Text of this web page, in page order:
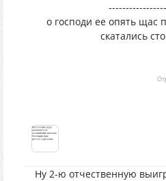
о господи ее опять щас
скатались
Ну 2-ю отчественную